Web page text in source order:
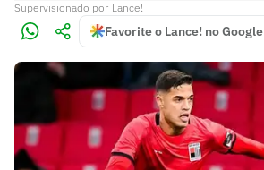
Supervisionado por Lance!
Favorite o Lance! no Google